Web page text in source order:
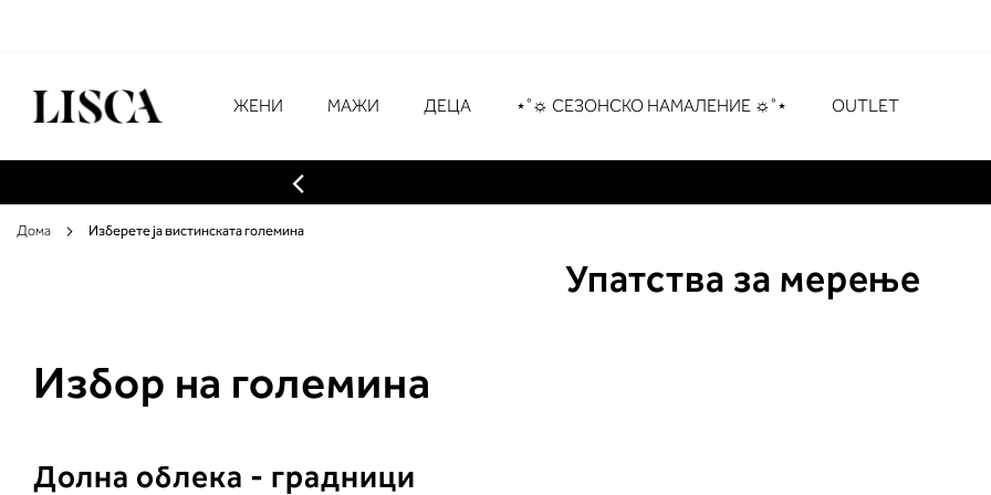
ЖЕНИ МАЖИ ДЕЦА ⋆˚☼ СЕЗОНСКО НАМАЛЕНИЕ ☼˚⋆ OUTLET
Дома Изберете ја вистинската големина
Упатства за мерење
Избор на големина
Долна облека - градници